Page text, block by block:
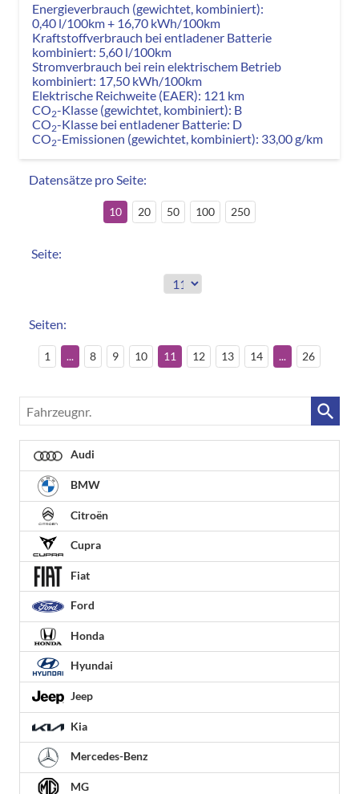
Energieverbrauch (gewichtet, kombiniert):
0,40 l/100km + 16,70 kWh/100km
Kraftstoffverbrauch bei entladener Batterie
kombiniert: 5,60 l/100km
Stromverbrauch bei rein elektrischem Betrieb
kombiniert: 17,50 kWh/100km
Elektrische Reichweite (EAER): 121 km
CO2-Klasse (gewichtet, kombiniert): B
CO2-Klasse bei entladener Batterie: D
CO2-Emissionen (gewichtet, kombiniert): 33,00 g/km
Datensätze pro Seite:
10 20 50 100 250
Seite:
Seiten:
1 ... 8 9 10 11 12 13 14 ... 26
Fahrzeugnr.
Audi
BMW
Citroën
Cupra
Fiat
Ford
Honda
Hyundai
Jeep
Kia
Mercedes-Benz
MG